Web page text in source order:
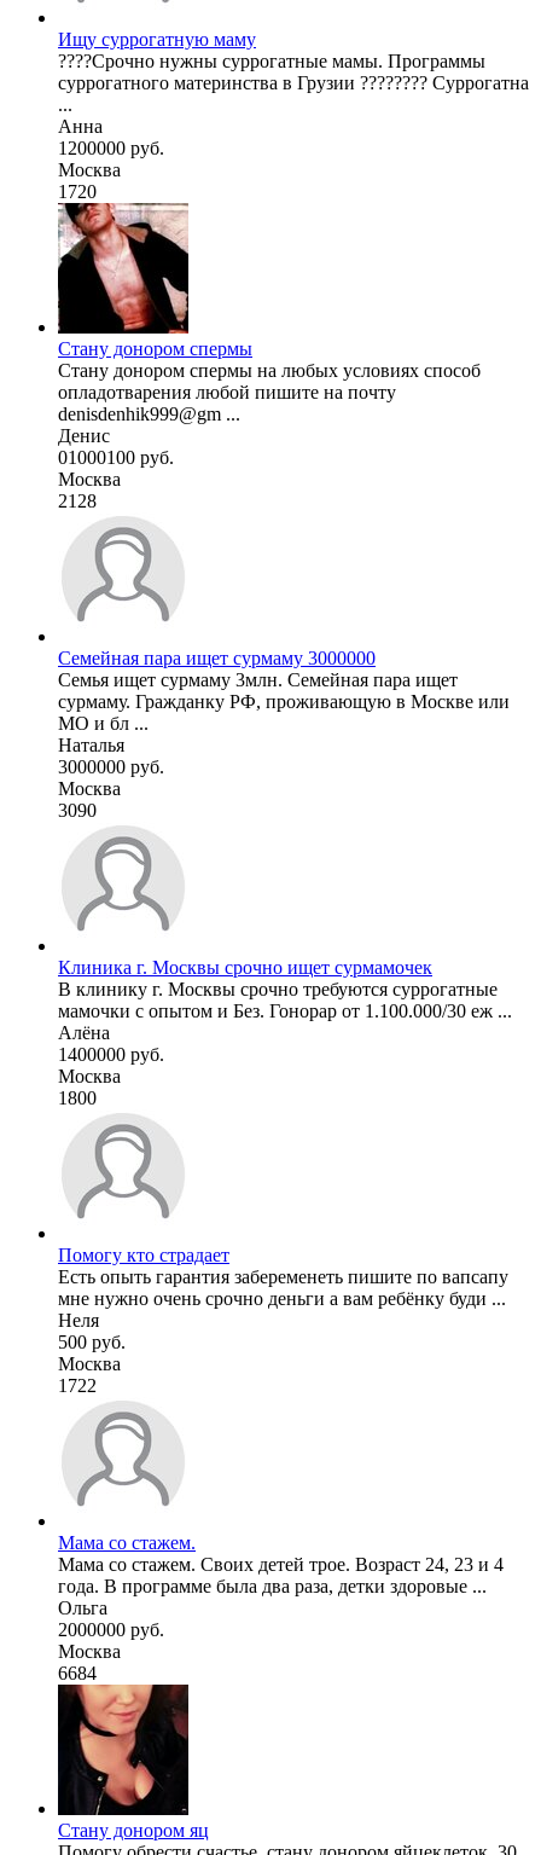
Ищу суррогатную маму
????Срочно нужны суррогатные мамы. Программы
суррогатного материнства в Грузии ???????? Суррогатна
...
Анна
1200000 руб.
Москва
1720
Стану донором спермы
Стану донором спермы на любых условиях способ
опладотварения любой пишите на почту
denisdenhik999@gm ...
Денис
01000100 руб.
Москва
2128
Семейная пара ищет сурмаму 3000000
Семья ищет сурмаму 3млн. Семейная пара ищет
сурмаму. Гражданку РФ, проживающую в Москве или
МО и бл ...
Наталья
3000000 руб.
Москва
3090
Клиника г. Москвы срочно ищет сурмамочек
В клинику г. Москвы срочно требуются суррогатные
мамочки с опытом и Без. Гонорар от 1.100.000/30 еж ...
Алёна
1400000 руб.
Москва
1800
Помогу кто страдает
Есть опыть гарантия забеременеть пишите по вапсапу
мне нужно очень срочно деньги а вам ребёнку буди ...
Неля
500 руб.
Москва
1722
Мама со стажем.
Мама со стажем. Своих детей трое. Возраст 24, 23 и 4
года. В программе была два раза, детки здоровые ...
Ольга
2000000 руб.
Москва
6684
Стану донором яц